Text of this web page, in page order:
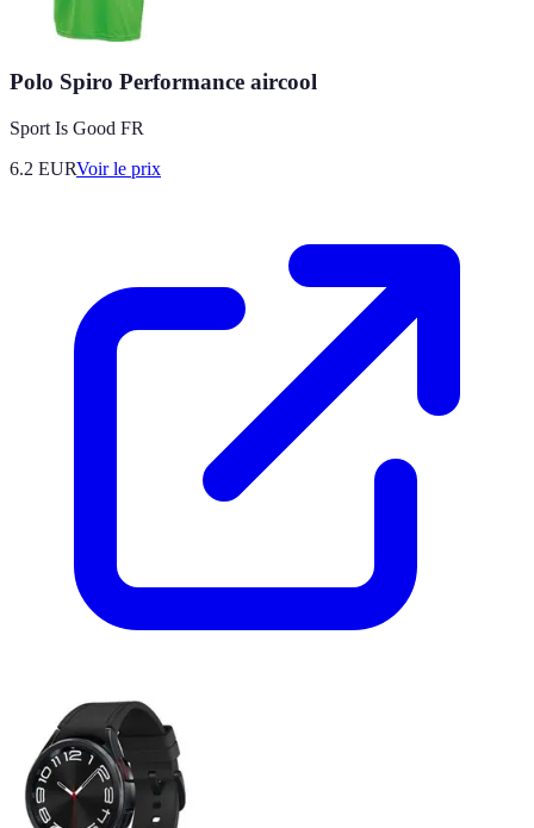
Polo Spiro Performance aircool
Sport Is Good FR
6.2 EURVoir le prix